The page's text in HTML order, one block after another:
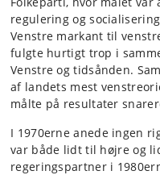
regulering og
Venstre markant til
fulgte hurtigt trop i
Venstre og tidsånden.
af landets mest
målte på resultater
I 1970erne anede ingen
var både lidt til højre og
regeringspartner i